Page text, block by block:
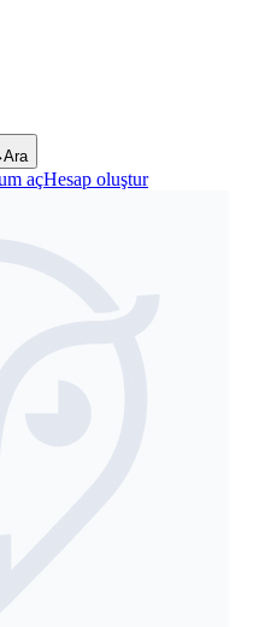
Ara
açHesap oluştur